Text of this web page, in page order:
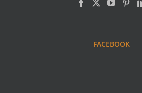
FACEBOOK